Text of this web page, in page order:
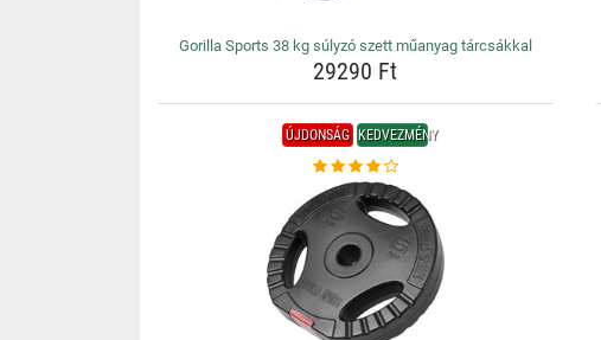
Gorilla Sports 38 kg súlyzó szett műanyag tárcsákkal
29290 Ft
ÚJDONSÁG KEDVEZMÉNY